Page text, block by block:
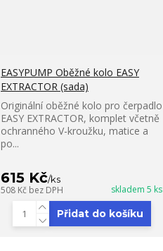
EASYPUMP Oběžné kolo EASY
EXTRACTOR (sada)
Originální oběžné kolo pro čerpadlo
EASY EXTRACTOR, komplet včetně
ochranného V-kroužku, matice a
po...
615 Kč/ks
508 Kč bez DPH skladem 5 ks
Přidat do košíku